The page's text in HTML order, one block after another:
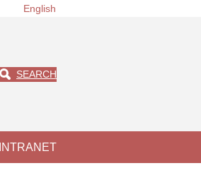
English
SEARCH
INTRANET